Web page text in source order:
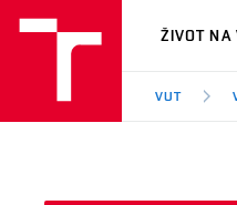
VUT
ŽIVOT NA
VUT